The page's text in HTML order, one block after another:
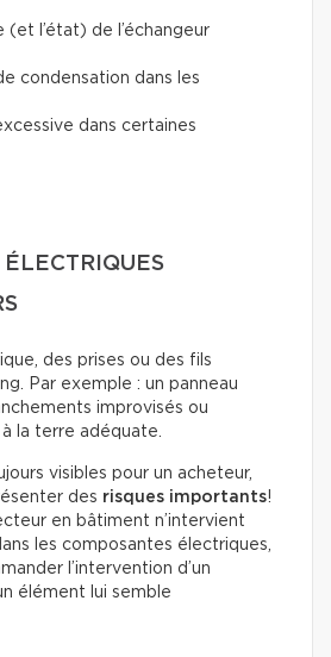
(et l’état) de l’échangeur
condensation dans les
dans certaines
ÉLECTRIQUES
des prises ou des fils
Par exemple : un panneau
improvisés ou
à la terre adéquate.
visibles pour un acheteur,
des risques importants!
en bâtiment n’intervient
les composantes électriques,
l’intervention d’un
élément lui semble